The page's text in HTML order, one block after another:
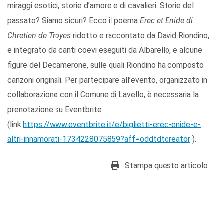
miraggi esotici, storie d’amore e di cavalieri. Storie del
passato? Siamo sicuri? Ecco il poema Erec et Enide di
Chretien de Troyes ridotto e raccontato da David Riondino,
e integrato da canti coevi eseguiti da Albarello, e alcune
figure del Decamerone, sulle quali Riondino ha composto
canzoni originali. Per partecipare all’evento, organizzato in
collaborazione con il Comune di Lavello, è necessaria la
prenotazione su Eventbrite
(link:https://www.eventbrite.it/e/biglietti-erec-enide-e-
altri-innamorati-1734228075859?aff=oddtdtcreator ).
Stampa questo articolo